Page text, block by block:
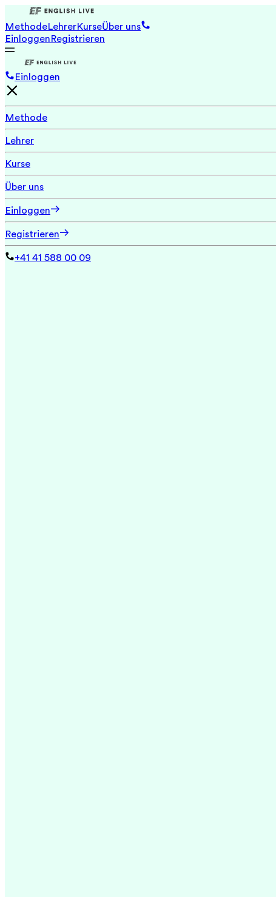
MethodeLehrerKurseÜber uns
EinloggenRegistrieren
Einloggen
Methode
Lehrer
Kurse
Über uns
Einloggen
Registrieren
+41 41 588 00 09